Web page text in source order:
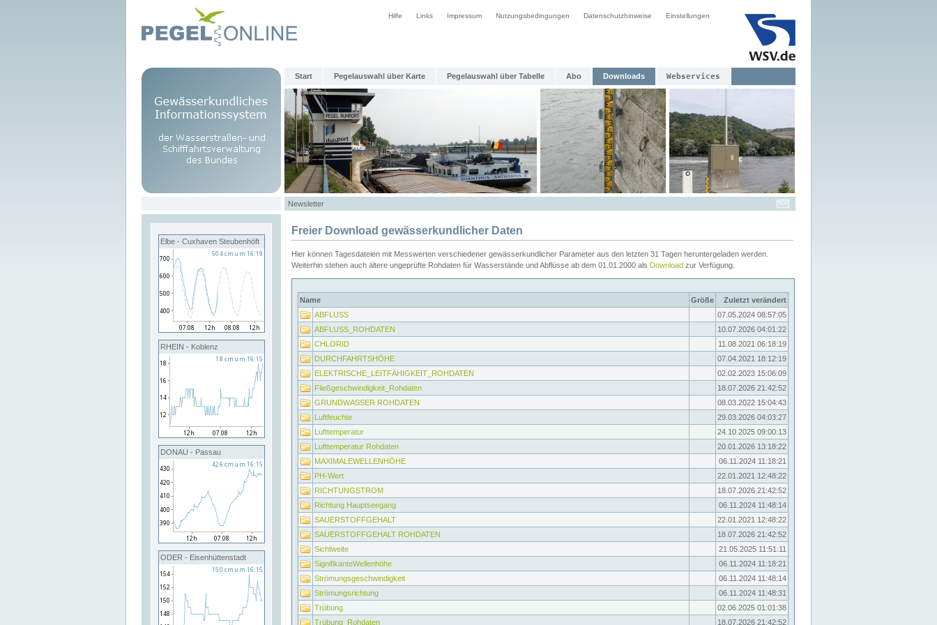
Hilfe Links Impressum Nutzungsbedingungen Datenschutzhinweise Einstellungen
Start Pegelauswahl über Karte Pegelauswahl über Tabelle Abo Downloads Webservices
Newsletter
Elbe - Cuxhaven Steubenhöft
RHEIN - Koblenz
DONAU - Passau
ODER - Eisenhüttenstadt
Freier Download gewässerkundlicher Daten
Hier können Tagesdateien mit Messwerten verschiedener gewässerkundlicher Parameter aus den letzten 31 Tagen heruntergeladen werden.
Weiterhin stehen auch ältere ungeprüfte Rohdaten für Wasserstände und Abflüsse ab dem 01.01.2000 als Download zur Verfügung.
Name Größe
Zuletzt verändert
ABFLUSS
07.05.2024 08:57:05
ABFLUSS_ROHDATEN
10.07.2026 04:01:22
CHLORID
11.08.2021 06:18:19
DURCHFAHRTSHÖHE
07.04.2021 18:12:19
ELEKTRISCHE_LEITFÄHIGKEIT_ROHDATEN
02.02.2023 15:06:09
Fließgeschwindigkeit_Rohdaten
18.07.2026 21:42:52
GRUNDWASSER ROHDATEN
08.03.2022 15:04:43
Luftfeuchte
29.03.2026 04:03:27
Lufttemperatur
24.10.2025 09:00:13
Lufttemperatur Rohdaten
20.01.2026 13:18:22
MAXIMALEWELLENHÖHE
06.11.2024 11:18:21
PH-Wert
22.01.2021 12:48:22
RICHTUNGSTROM
18.07.2026 21:42:52
Richtung Hauptseegang
06.11.2024 11:48:14
SAUERSTOFFGEHALT
22.01.2021 12:48:22
SAUERSTOFFGEHALT ROHDATEN
18.07.2026 21:42:52
Sichtweite
21.05.2025 11:51:11
SignifikanteWellenhöhe
06.11.2024 11:18:21
Strömungsgeschwindigkeit
06.11.2024 11:48:14
Strömungsrichtung
06.11.2024 11:48:31
Trübung
02.06.2025 01:01:38
Trübung_Rohdaten
18.07.2026 21:42:52